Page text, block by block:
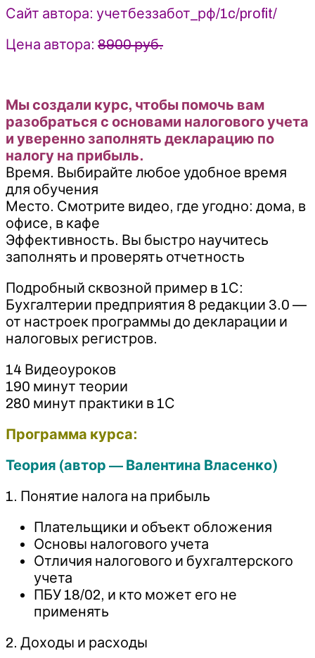
Власенко
учетбеззабот
Сайт автора: учетбеззабот_рф/1c/profit/
Цена автора: 8900 руб.
Мы создали курс, чтобы помочь вам
разобраться с основами налогового учета
и уверенно заполнять декларацию по
налогу на прибыль.
Время. Выбирайте любое удобное время
для обучения
Место. Смотрите видео, где угодно: дома, в
офисе, в кафе
Эффективность. Вы быстро научитесь
заполнять и проверять отчетность
Подробный сквозной пример в 1С:
Бухгалтерии предприятия 8 редакции 3.0 —
от настроек программы до декларации и
налоговых регистров.
14 Видеоуроков
190 минут теории
280 минут практики в 1С
Программа курса:
Теория (автор — Валентина Власенко)
1. Понятие налога на прибыль
Плательщики и объект обложения
Основы налогового учета
Отличия налогового и бухгалтерского
учета
ПБУ 18/02, и кто может его не
применять
2. Доходы и расходы